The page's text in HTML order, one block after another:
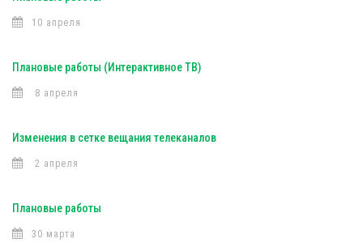
10 апреля
Плановые работы (Интерактивное ТВ)
8 апреля
Изменения в сетке вещания телеканалов
2 апреля
Плановые работы
30 марта